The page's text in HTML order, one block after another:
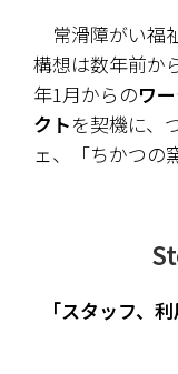
常滑障がい福
構想は数年前か
年1月からのワ
クトを契機に、
ェ、「ちかつの
「スタッフ、